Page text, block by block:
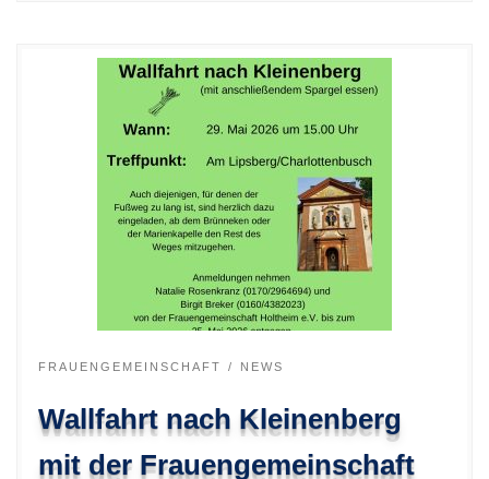
FRAUENGEMEINSCHAFT NEWS
Wallfahrt nach Kleinenberg
mit der Frauengemeinschaft